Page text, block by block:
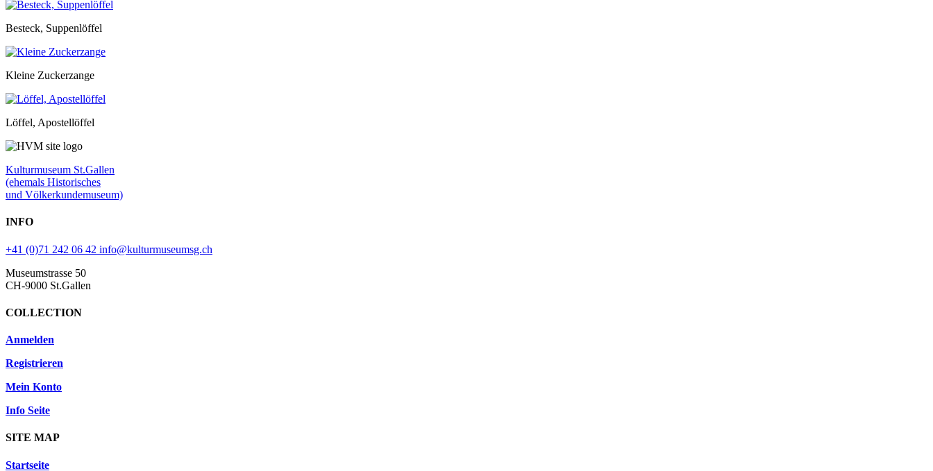
Besteck, Suppenlöffel
Kleine Zuckerzange
Löffel, Apostellöffel
Kulturmuseum St.Gallen
(ehemals Historisches
und Völkerkundemuseum)
INFO
+41 (0)71 242 06 42 info@kulturmuseumsg.ch
Museumstrasse 50
CH-9000 St.Gallen
COLLECTION
Anmelden
Registrieren
Mein Konto
Info Seite
SITE MAP
Startseite